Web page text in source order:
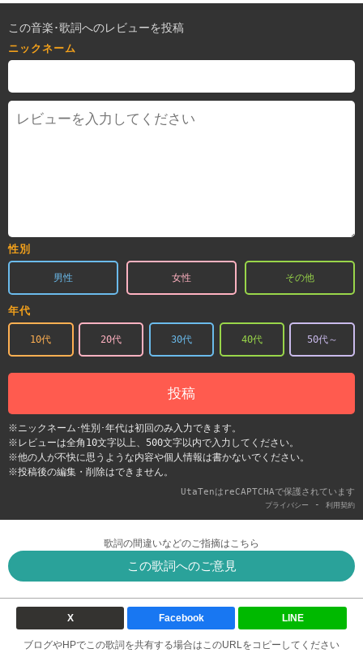
この音楽･歌詞へのレビューを投稿
ニックネーム
性別
男性 女性 その他
年代
10代 20代 30代 40代 50代～
投稿
※ニックネーム･性別･年代は初回のみ入力できます。
※レビューは全角10文字以上、500文字以内で入力してください。
※他の人が不快に思うような内容や個人情報は書かないでください。
※投稿後の編集・削除はできません。
UtaTenはreCAPTCHAで保護されています
プライバシー - 利用契約
歌詞の間違いなどのご指摘はこちら
この歌詞へのご意見
X Facebook LINE
ブログやHPでこの歌詞を共有する場合はこのURLをコピーしてください